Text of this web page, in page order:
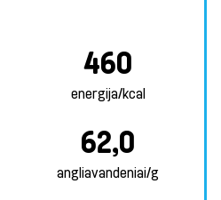
460
energija/kcal
62,0
angliavandeniai/g